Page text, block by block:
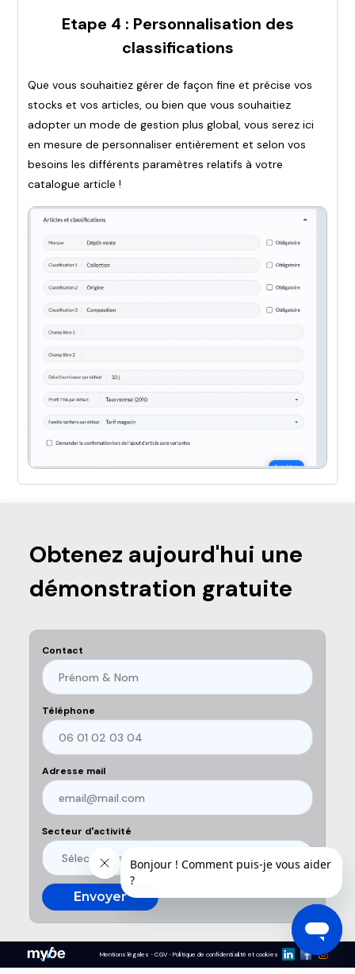
Etape 4 : Personnalisation des
classifications
Que vous souhaitiez gérer de façon fine et précise vos
stocks et vos articles, ou bien que vous souhaitiez
adopter un mode de gestion plus global, vous serez ici
en mesure de personnaliser entièrement et selon vos
besoins les différents paramètres relatifs à votre
catalogue article !
Obtenez aujourd'hui une
démonstration gratuite
Contact
Téléphone
Adresse mail
Secteur d'activité
Mentions légales - CGV - Politique de confidentialité et cookies